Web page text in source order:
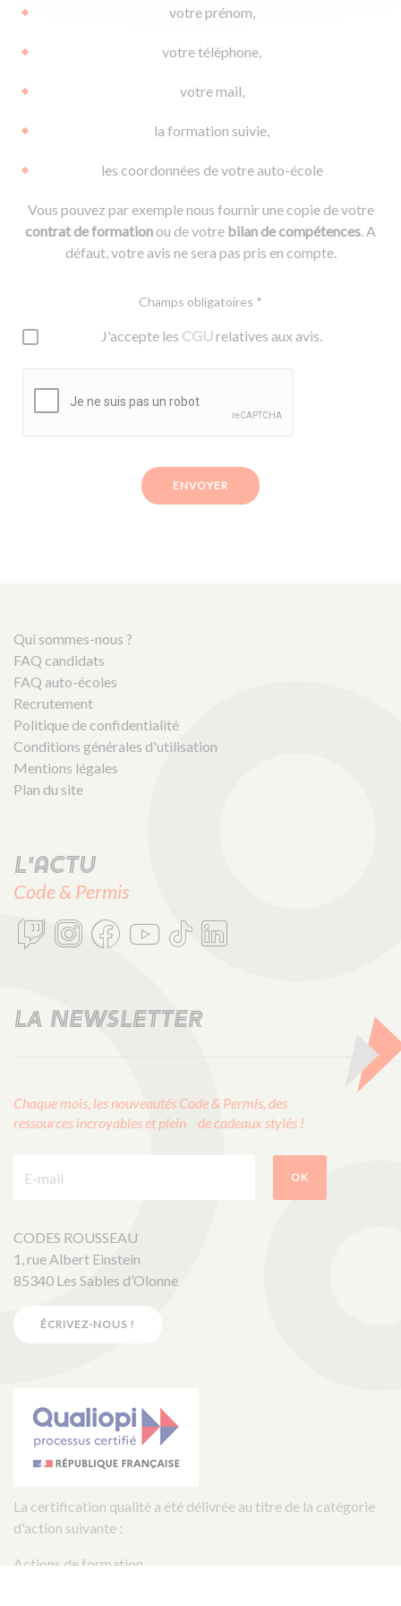
votre prénom,
votre téléphone,
votre mail,
la formation suivie,
les coordonnées de votre auto-école
Vous pouvez par exemple nous fournir une copie de votre
contrat de formationou de votre bilan de compétences. A
défaut, votre avis ne sera pas pris en compte.
Champs obligatoires *
J'accepte les CGUrelatives aux avis.
ENVOYER
Qui sommes-nous ?
FAQ candidats
FAQ auto-écoles
Recrutement
Politique de confidentialité
Conditions générales d'utilisation
Mentions légales
Plan du site
L'actu
Code & Permis
LA NEWSLETTER
Chaque mois, les nouveautés Code & Permis, des
ressources incroyables et plein de cadeaux stylés !
OK
CODES ROUSSEAU
1, rue Albert Einstein
85340 Les Sables d’Olonne
ÉCRIVEZ-NOUS !
La certification qualité a été délivrée au titre de la catégorie
d'action suivante :
Actions de formation